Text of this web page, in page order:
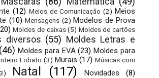
(12) Meios de Comunicação (2) Meios
(10) Mensagens (2) Modelos de Prova
Moldes de caixas (5) Moldes de cartões
diversos (55) Moldes Letras e
(46) Moldes para EVA (23) Moldes para
Lobato (3) Murais (17) Músicas com
Natal (117) Novidades (8)